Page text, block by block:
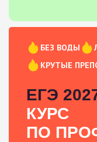
БЕЗ ВОДЫ
КРУТЫЕ
ЕГЭ
КУРС
ПО